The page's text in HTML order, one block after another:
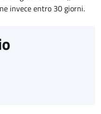
invece entro 30 giorni.